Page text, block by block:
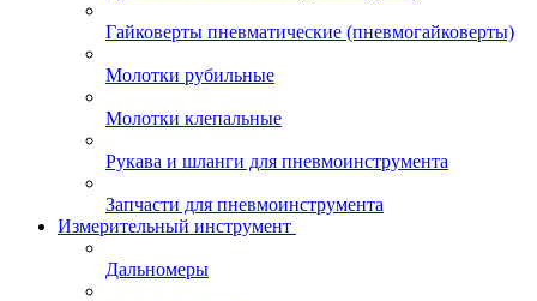
Гайковерты пневматические (пневмогайковерты)
Молотки рубильные
Молотки клепальные
Рукава и шланги для пневмоинструмента
Запчасти для пневмоинструмента
Измерительный инструмент
Дальномеры